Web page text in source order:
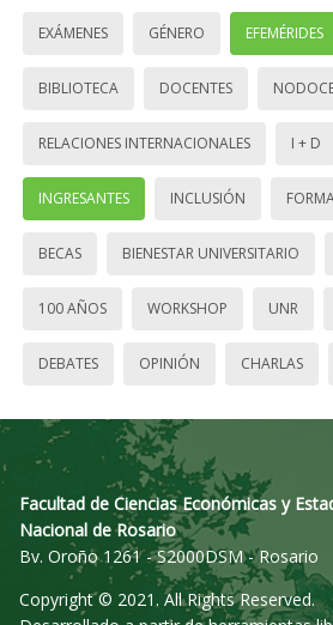
EXÁMENES GÉNERO EFEMÉRIDES
BIBLIOTECA DOCENTES
RELACIONES INTERNACIONALES I + D
INGRESANTES INCLUSIÓN
BECAS BIENESTAR UNIVERSITARIO
100 AÑOS WORKSHOP UNR
DEBATES OPINIÓN CHARLAS
Facultad de Ciencias Económicas y
Nacional de Rosario
Bv. Oroño 1261 - S2000DSM - Rosario
Copyright © 2021. All Rights Reserved.